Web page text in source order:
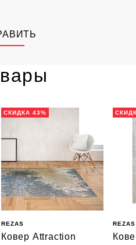
СКИДКА 43%
REZAS
Ковер Attraction
REZAS